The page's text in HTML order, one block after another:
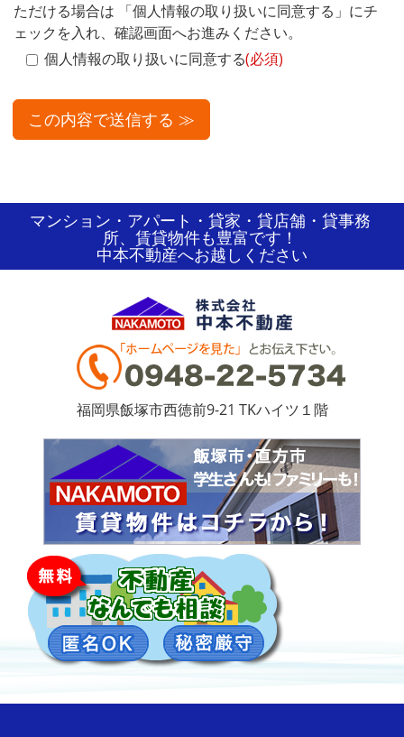
ただける場合は 「個人情報の取り扱いに同意する」にチ
ェックを入れ、確認画面へお進みください。
個人情報の取り扱いに同意する(必須)
マンション・アパート・貸家・貸店舗・貸事務
所、賃貸物件も豊富です！
中本不動産へお越しください
福岡県飯塚市西徳前9-21 TKハイツ１階